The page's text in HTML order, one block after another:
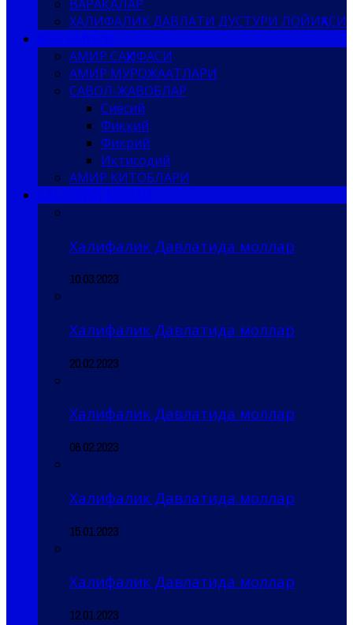
ВАРАҚАЛАР
ХАЛИФАЛИК ДАВЛАТИ ДУСТУРИ ЛОЙИҲАСИ
АМИР САҲИФАСИ
АМИР МУРОЖААТЛАРИ
САВОЛ-ЖАВОБЛАР
Сиёсий
Фиқҳий
Фикрий
Иқтисодий
АМИР КИТОБЛАРИ
Халифалик Давлатида моллар
10.03.2023
Халифалик Давлатида моллар
20.02.2023
Халифалик Давлатида моллар
06.02.2023
Халифалик Давлатида моллар
15.01.2023
Халифалик Давлатида моллар
12.01.2023